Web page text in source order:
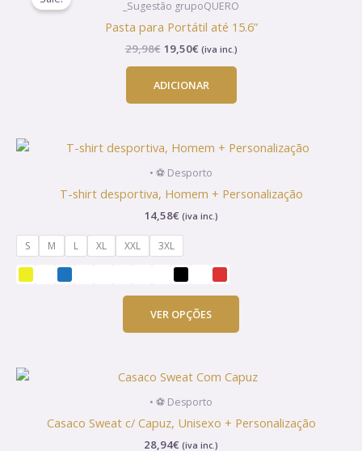
_Sugestão grupoQUERO
Pasta para Portátil até 15.6”
29,98€
original
29,98€.
19,50€
atual
19,50€.
(iva inc.)
ADICIONAR
• ⚽ Desporto
T-shirt desportiva, Homem + Personalização
14,58€ (iva inc.)
S M L XL XXL 3XL
VER OPÇÕES
This
multiple
be
on
page
• ⚽ Desporto
Casaco Sweat c/ Capuz, Unisexo + Personalização
28,94€ (iva inc.)
This
multiple